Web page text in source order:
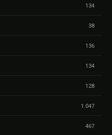
134
38
136
134
128
1.047
467